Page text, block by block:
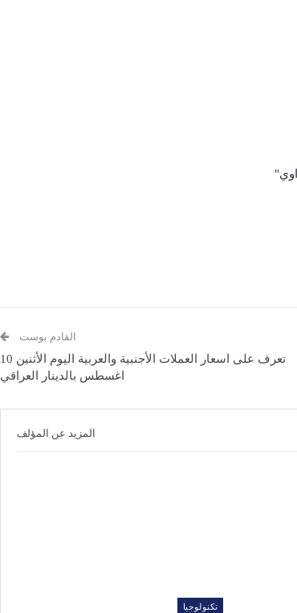
القادم بوست
تعرف على اسعار العملات الأجنبية والعربية اليوم الأثنين 10
اغسطس بالدينار العراقي
المزيد عن المؤلف
تكنولوجيا